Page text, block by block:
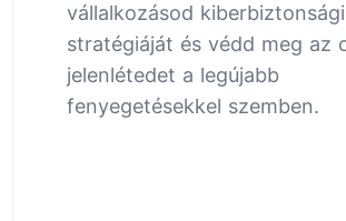
vállalkozásod kiberbiztonsági
stratégiáját és védd meg az
jelenlétedet a legújabb
fenyegetésekkel szemben.